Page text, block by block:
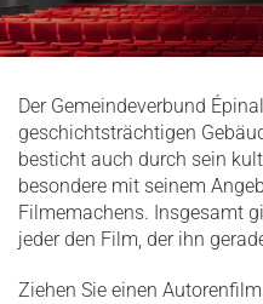
Der Gemeindeverbund
geschichtsträchtigen
besticht auch durch sein
besondere mit seinem
Filmemachens. Insgesamt
jeder den Film, der ihn
Ziehen Sie einen